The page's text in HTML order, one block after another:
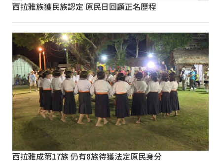
西拉雅族獲民族認定 原民日回顧正名歷程
西拉雅成第17族 仍有8族待獲法定原民身分